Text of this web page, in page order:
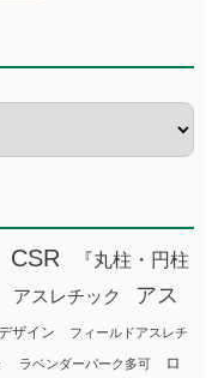
CSR
『丸柱・円柱
アスレチック
アス
ザイン フィールドアスレチ
ラベンダーパーク多可
ロ